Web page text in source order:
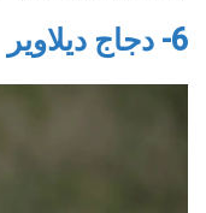
6- دجاج ديلاوير